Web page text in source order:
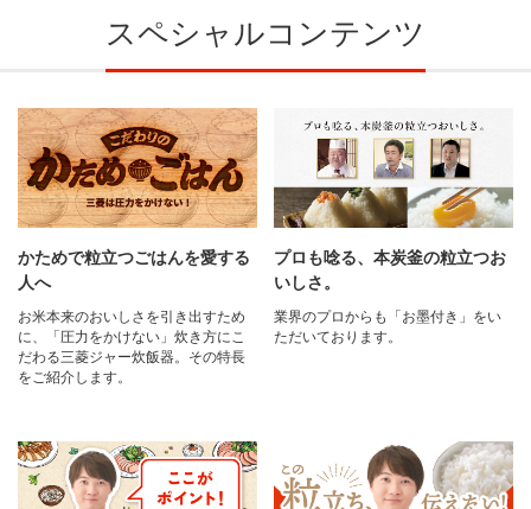
スペシャルコンテンツ
かためで粒立つごはんを愛する
人へ
お米本来のおいしさを引き出すため
に、「圧力をかけない」炊き方にこ
だわる三菱ジャー炊飯器。その特長
をご紹介します。
プロも唸る、本炭釜の粒立つお
いしさ。
業界のプロからも「お墨付き」をい
ただいております。